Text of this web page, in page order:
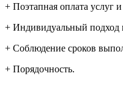
+ Поэтапная оплата услуг
+ Индивидуальный подход
+ Соблюдение сроков
+ Порядочность.